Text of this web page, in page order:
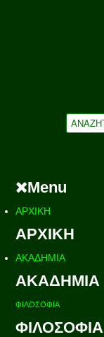
Menu
ΑΡΧΙΚΗ
ΑΡΧΙΚΗ
ΑΚΑΔΗΜΙΑ
ΑΚΑΔΗΜΙΑ
ΦΙΛΟΣΟΦΙΑ
ΦΙΛΟΣΟΦΙΑ